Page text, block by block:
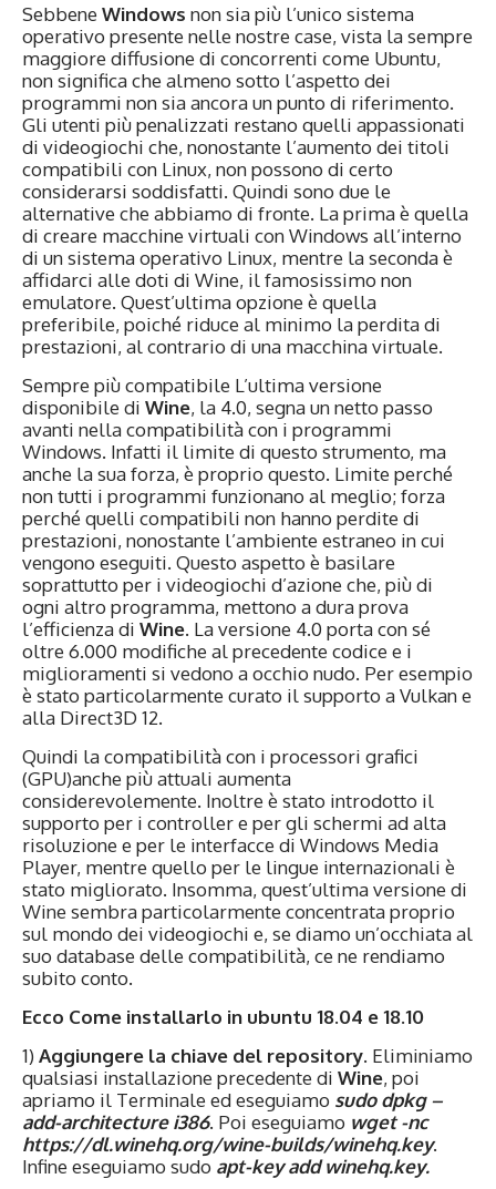
Sebbene Windows non sia più l’unico sistema
operativo presente nelle nostre case, vista la sempre
maggiore diffusione di concorrenti come Ubuntu,
non significa che almeno sotto l’aspetto dei
programmi non sia ancora un punto di riferimento.
Gli utenti più penalizzati restano quelli appassionati
di videogiochi che, nonostante l’aumento dei titoli
compatibili con Linux, non possono di certo
considerarsi soddisfatti. Quindi sono due le
alternative che abbiamo di fronte. La prima è quella
di creare macchine virtuali con Windows all’interno
di un sistema operativo Linux, mentre la seconda è
affidarci alle doti di Wine, il famosissimo non
emulatore. Quest’ultima opzione è quella
preferibile, poiché riduce al minimo la perdita di
prestazioni, al contrario di una macchina virtuale.
Sempre più compatibile L’ultima versione
disponibile di Wine, la 4.0, segna un netto passo
avanti nella compatibilità con i programmi
Windows. Infatti il limite di questo strumento, ma
anche la sua forza, è proprio questo. Limite perché
non tutti i programmi funzionano al meglio; forza
perché quelli compatibili non hanno perdite di
prestazioni, nonostante l’ambiente estraneo in cui
vengono eseguiti. Questo aspetto è basilare
soprattutto per i videogiochi d’azione che, più di
ogni altro programma, mettono a dura prova
l’efficienza di Wine. La versione 4.0 porta con sé
oltre 6.000 modifiche al precedente codice e i
miglioramenti si vedono a occhio nudo. Per esempio
è stato particolarmente curato il supporto a Vulkan e
alla Direct3D 12.
Quindi la compatibilità con i processori grafici
(GPU)anche più attuali aumenta
considerevolemente. Inoltre è stato introdotto il
supporto per i controller e per gli schermi ad alta
risoluzione e per le interfacce di Windows Media
Player, mentre quello per le lingue internazionali è
stato migliorato. Insomma, quest’ultima versione di
Wine sembra particolarmente concentrata proprio
sul mondo dei videogiochi e, se diamo un’occhiata al
suo database delle compatibilità, ce ne rendiamo
subito conto.
Ecco Come installarlo in ubuntu 18.04 e 18.10
1) Aggiungere la chiave del repository. Eliminiamo
qualsiasi installazione precedente di Wine, poi
apriamo il Terminale ed eseguiamo sudo dpkg –
add-architecture i386. Poi eseguiamo wget -nc
https://dl.winehq.org/wine-builds/winehq.key.
Infine eseguiamo sudo apt-key add winehq.key.